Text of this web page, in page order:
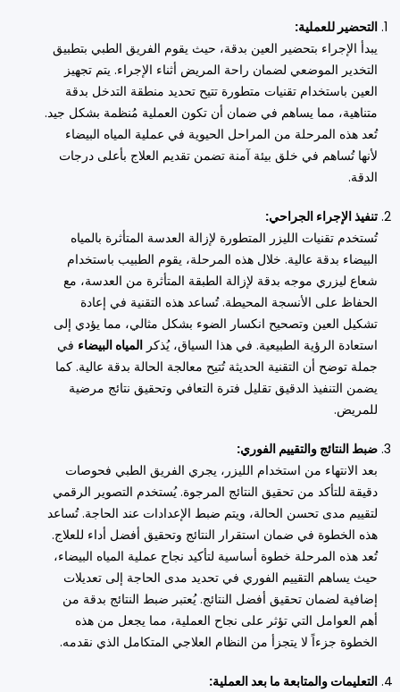
التحضير للعملية:
يبدأ الإجراء بتحضير العين بدقة، حيث يقوم الفريق الطبي بتطبيق
التخدير الموضعي لضمان راحة المريض أثناء الإجراء. يتم تجهيز
العين باستخدام تقنيات متطورة تتيح تحديد منطقة التدخل بدقة
متناهية، مما يساهم في ضمان أن تكون العملية مُنظمة بشكل جيد.
تُعد هذه المرحلة من المراحل الحيوية في عملية المياه البيضاء
لأنها تُساهم في خلق بيئة آمنة تضمن تقديم العلاج بأعلى درجات
الدقة.
تنفيذ الإجراء الجراحي:
تُستخدم تقنيات الليزر المتطورة لإزالة العدسة المتأثرة بالمياه
البيضاء بدقة عالية. خلال هذه المرحلة، يقوم الطبيب باستخدام
شعاع ليزري موجه بدقة لإزالة الطبقة المتأثرة من العدسة، مع
الحفاظ على الأنسجة المحيطة. تُساعد هذه التقنية في إعادة
تشكيل العين وتصحيح انكسار الضوء بشكل مثالي، مما يؤدي إلى
استعادة الرؤية الطبيعية. في هذا السياق، يُذكر المياه البيضاء في
جملة توضح أن التقنية الحديثة تُتيح معالجة الحالة بدقة عالية. كما
يضمن التنفيذ الدقيق تقليل فترة التعافي وتحقيق نتائج مرضية
للمريض.
ضبط النتائج والتقييم الفوري:
بعد الانتهاء من استخدام الليزر، يجري الفريق الطبي فحوصات
دقيقة للتأكد من تحقيق النتائج المرجوة. يُستخدم التصوير الرقمي
لتقييم مدى تحسن الحالة، ويتم ضبط الإعدادات عند الحاجة. تُساعد
هذه الخطوة في ضمان استقرار النتائج وتحقيق أفضل أداء للعلاج.
تُعد هذه المرحلة خطوة أساسية لتأكيد نجاح عملية المياه البيضاء،
حيث يساهم التقييم الفوري في تحديد مدى الحاجة إلى تعديلات
إضافية لضمان تحقيق أفضل النتائج. يُعتبر ضبط النتائج بدقة من
أهم العوامل التي تؤثر على نجاح العملية، مما يجعل من هذه
الخطوة جزءاً لا يتجزأ من النظام العلاجي المتكامل الذي نقدمه.
التعليمات والمتابعة ما بعد العملية: